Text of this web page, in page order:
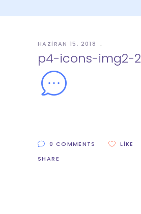
HAZIRAN 15, 2018
p4-icons-img2-2
0 COMMENTS
LIKE
SHARE